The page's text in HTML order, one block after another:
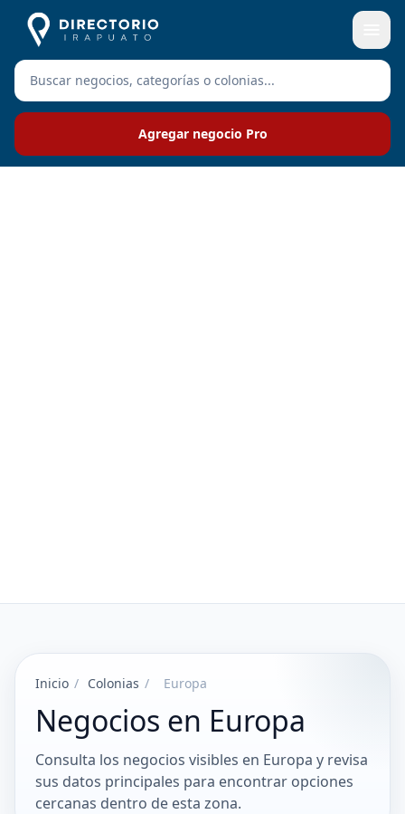
Agregar negocio Pro
Inicio / Colonias / Europa
Negocios en Europa
Consulta los negocios visibles en Europa y revisa
sus datos principales para encontrar opciones
cercanas dentro de esta zona.